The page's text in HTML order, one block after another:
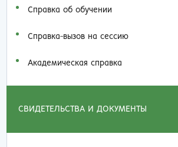
Справка об обучении
Справка-вызов на сессию
Академическая справка
СВИДЕТЕЛЬСТВА И ДОКУМЕНТЫ